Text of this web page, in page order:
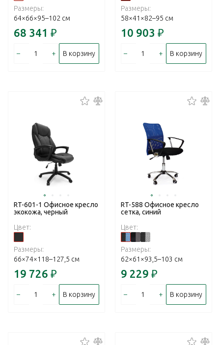
Размеры:
64×66×95–102 см
68 341 ₽
– + В корзину
Размеры:
58×41×82–95 см
10 903 ₽
– + В корзину
RT-601-1 Офисное кресло
экокожа, черный
Цвет:
Размеры:
66×74×118–127,5 см
19 726 ₽
– + В корзину
RT-588 Офисное кресло
сетка, синий
Цвет:
Размеры:
62×61×93,5–103 см
9 229 ₽
– + В корзину